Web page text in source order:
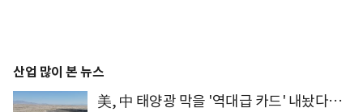
산업 많이 본 뉴스
美, 中 태양광 막을 '역대급 카드' 내놨다…